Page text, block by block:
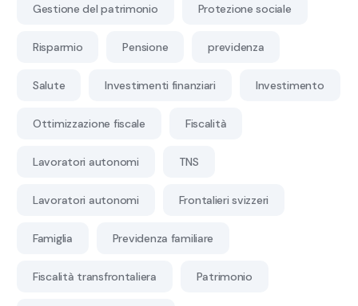
Gestione del patrimonio Protezione sociale
Risparmio Pensione previdenza
Salute Investimenti finanziari Investimento
Ottimizzazione fiscale Fiscalità
Lavoratori autonomi TNS
Lavoratori autonomi Frontalieri svizzeri
Famiglia Previdenza familiare
Fiscalità transfrontaliera Patrimonio